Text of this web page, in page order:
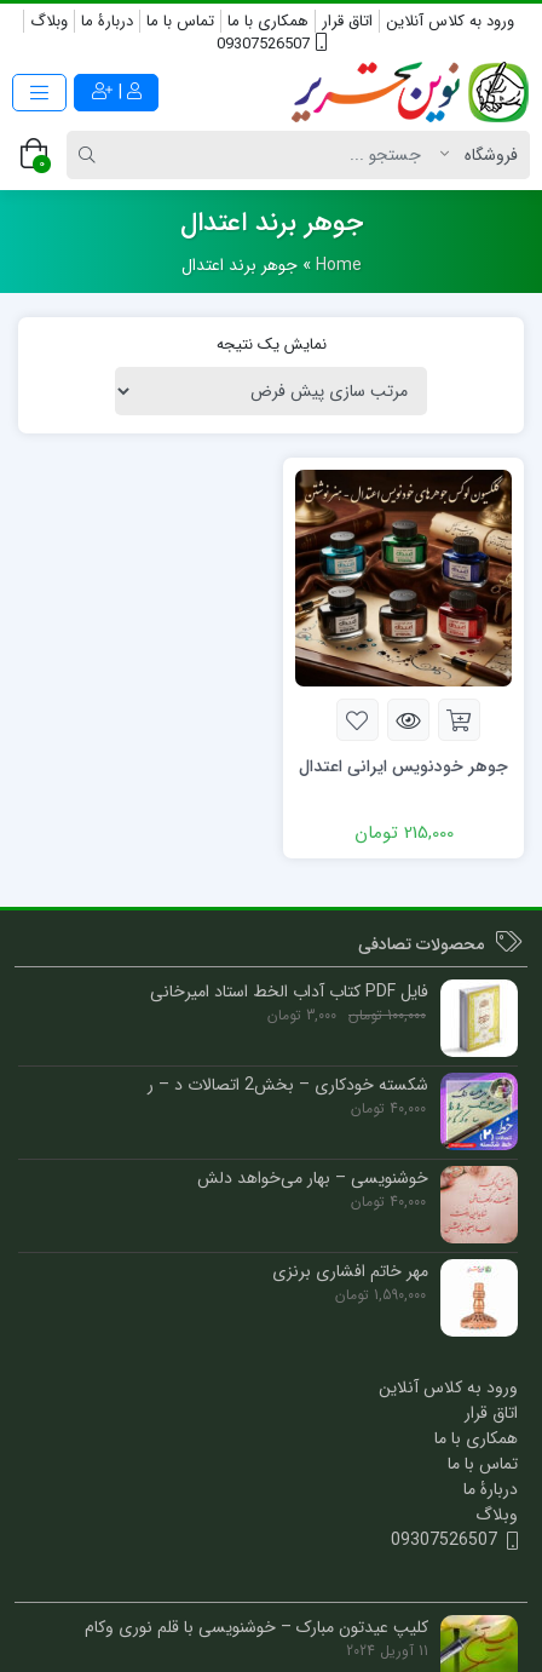
ورود به کلاس آنلاین اتاق قرار همکاری با ما تماس با ما دربارۀ ما وبلاگ
09307526507
|
0
جوهر برند اعتدال
Home
»جوهر برند اعتدال
نمایش یک نتیجه
جوهر خودنویس ایرانی اعتدال
215,000 تومان
محصولات تصادفی
فایل PDF کتاب آداب الخط استاد امیرخانی
100,000 تومان 3,000 تومان
شکسته خودکاری – بخش2 اتصالات د – ر
40,000 تومان
خوشنویسی – بهار می‌خواهد دلش
40,000 تومان
مهر خاتم افشاری برنزی
1,590,000 تومان
ورود به کلاس آنلاین
اتاق قرار
همکاری با ما
تماس با ما
دربارۀ ما
وبلاگ
09307526507
کلیپ عیدتون مبارک – خوشنویسی با قلم نوری وکام
11 آوریل 2024